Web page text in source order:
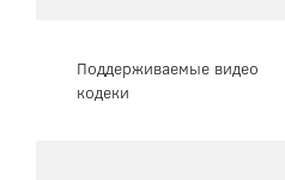
Поддерживаемые видео
кодеки